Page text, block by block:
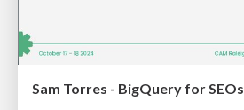
Sam Torres - BigQuery for SEOs